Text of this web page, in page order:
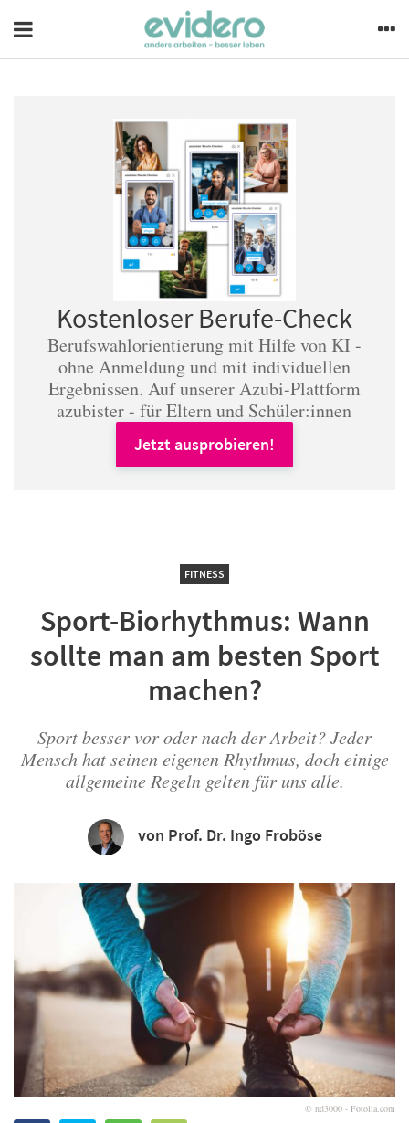
Kostenloser Berufe-Check
Berufswahlorientierung mit Hilfe von KI -
ohne Anmeldung und mit individuellen
Ergebnissen. Auf unserer Azubi-Plattform
azubister - für Eltern und Schüler:innen
Jetzt ausprobieren!
FITNESS
Sport-Biorhythmus: Wann
sollte man am besten Sport
machen?
Sport besser vor oder nach der Arbeit? Jeder
Mensch hat seinen eigenen Rhythmus, doch einige
allgemeine Regeln gelten für uns alle.
von Prof. Dr. Ingo Froböse
© nd3000 - Fotolia.com